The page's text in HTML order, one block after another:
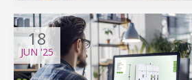
18
JUN '25